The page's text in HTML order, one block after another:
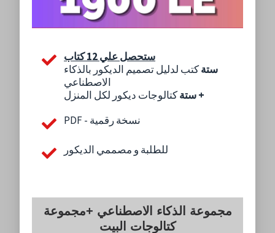
ستحصل علي 12 كتاب
ستةكتب لدليل تصميم الديكور بالذكاء
الاصطناعي
ستة+
للطلبة و مصممي الديكور
مجموعة الذكاء الاصطناعي +مجموعة
كتالوجات البيت